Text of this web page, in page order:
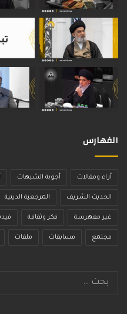
الفهارس
آراء ومقالات أجوبة الشبهات
الحديث الشريف المرجعية الدينية
غير مفهرسة فكر وثقافة
مجتمع مسابقات ملفات